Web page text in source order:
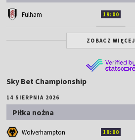
Fulham 19:00
ZOBACZ WIĘCEJ
Sky Bet Championship
14 SIERPNIA 2026
Piłka nożna
Wolverhampton 19:00